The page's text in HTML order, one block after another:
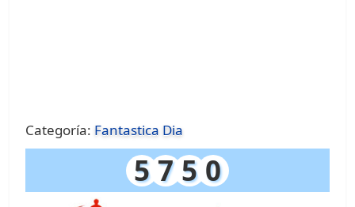
Categoría: Fantastica Dia
5 7 5 0